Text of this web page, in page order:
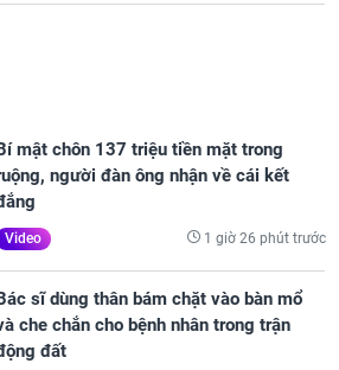
mật chôn 137 triệu tiền mặt trong
người đàn ông nhận về cái kết
Video 1 giờ 26 phút trước
sĩ dùng thân bám chặt vào bàn mổ
che chắn cho bệnh nhân trong trận
đất